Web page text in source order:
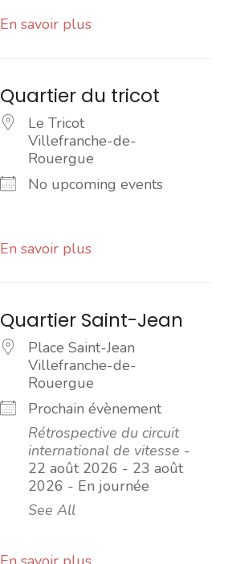
En savoir plus
Quartier du tricot
Le Tricot
Villefranche-de-
Rouergue
No upcoming events
En savoir plus
Quartier Saint-Jean
Place Saint-Jean
Villefranche-de-
Rouergue
Prochain évènement
Rétrospective du circuit
international de vitesse -
22 août 2026 - 23 août
2026 - En journée
See All